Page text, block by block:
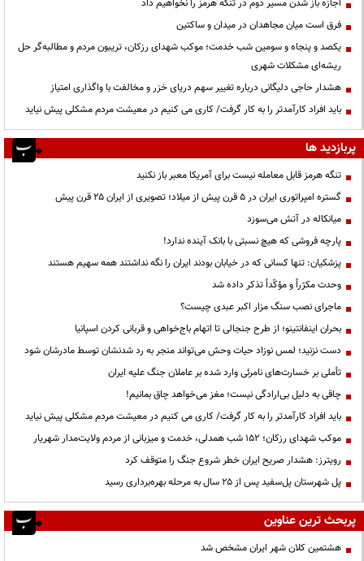
اجازه باز شدن مسیر دوم در تنگه هرمز را نخواهیم داد
فرق است میان مجاهدان در میدان و ساکتین
یکصد و پنجاه و سومین شب خدمت؛ موکب شهدای رزکان، تریبون مردم و مطالبه‌گر حل
ریشه‌ای مشکلات شهری
هشدار حاجی دلیگانی درباره تغییر سهم دریای خزر و مخالفت با واگذاری امتیاز
باید افراد کارآمدتر را به کار گرفت/ کاری می کنیم در معیشت مردم مشکلی پیش نیاید
پربازدید ها
تنگه هرمز قابل معامله نیست برای آمریکا معبر باز نکنید
گستره امپراتوری ایران در ۵ قرن پیش از میلاد؛ تصویری از ایران ۲۵ قرن پیش
میانکاله در آتش می‌سوزد
پارچه فروشی که هیچ نسبتی با بانک آینده ندارد!
پزشکیان: تنها کسانی که در خیابان بودند ایران را نگه نداشتند همه سهیم هستند
وحدت مکرّراً و مؤکّداً تذکر داده شد
ماجرای نصب سنگ مزار اکبر عبدی چیست؟
بحران اینفانتینو؛ از طرح جنجالی تا اتهام باج‌خواهی و قربانی کردن اسپانیا
دست نزنید؛ لمس نوزاد حیات وحش می‌تواند منجر به رد شدنشان توسط مادرشان شود
تأملی بر خسارت‌های نامرئی وارد شده بر عاملان جنگ علیه ایران
چاقی به دلیل بی‌ارادگی نیست؛ مغز می‌خواهد چاق بمانیم!
باید افراد کارآمدتر را به کار گرفت/ کاری می کنیم در معیشت مردم مشکلی پیش نیاید
موکب شهدای رزکان؛ ۱۵۲ شب همدلی، خدمت و میزبانی از مردم ولایت‌مدار شهریار
رویترز: هشدار صریح ایران خطر شروع جنگ را متوقف کرد
پل شهرستان پل‌سفید پس از ۲۵ سال به مرحله بهره‌برداری رسید
پربحث ترین عناوین
هشتمین کلان شهر ایران مشخص شد